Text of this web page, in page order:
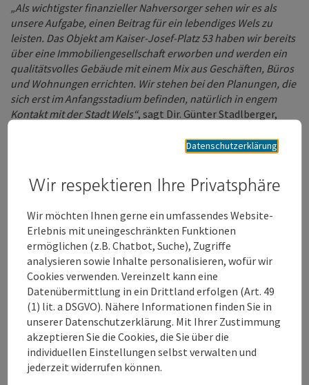
„Als wichtigster finanzieller Nahversorger sehen wir es als
unsere Aufgabe, einen Beitrag für ein lebendiges Wels zu
leisten. Das Objekt am Kaiser-Josef-Platz 53 haben wir bereits
über eine Immobiliengesellschaft erworben und werden ein
qualitätsvolles Gebäude mit einem Mix aus Geschäften, Büros
und Wohnungen errichten. Wir stehen bei den Planungen, die
sich erst im Anfangsstadium befinden, natürlich in engem
Kontakt mit der Stadt Wels“, sagt Dir. Günter Stadlberger,
miteinbezogen, für die freiwerdende Libro-Fläche gibt es
bereits intensive Gespräche mit einem potenziellen
Statement StR Peter Lehner:
Die Immobilienentwicklung am KJ gewinnt an Dynamik! Mit
der "Freimachung" der Libro-Fläche ist ein nächster Schritt
für die Realisierung des Projektes Zukunftshaus erledigt.
Neben der Neugestaltung des Platzes werden uns in den
nächsten Jahren auch qualitätssteigernde Bebauungen am
KJ helfen, die Attraktivität des KJ zu heben.
Statement Bgm. Dr. Rabl:
Datenschutzerklärung
Wir respektieren Ihre Privatsphäre
Wir möchten Ihnen gerne ein umfassendes Website-
Erlebnis mit uneingeschränkten Funktionen
ermöglichen (z.B. Chatbot, Suche), Zugriffe
analysieren sowie Inhalte personalisieren, wofür wir
Cookies verwenden. Vereinzelt kann eine
Datenübermittlung in ein Drittland erfolgen (Art. 49
(1) lit. a DSGVO). Nähere Informationen finden Sie in
unserer Datenschutzerklärung. Mit Ihrer Zustimmung
akzeptieren Sie die Cookies, die Sie über die
individuellen Einstellungen selbst verwalten und
jederzeit widerrufen können.